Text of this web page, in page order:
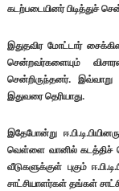
கடற்படையினர் பிடித்துச்
இதுதவிர மோட்டார்
சென்றவர்களையும்
சென்றிருந்தனர்.
இதுவரை தெரியாது.
இதேபோன்று
வெள்ளை வானில் கடத்திச்
வீடுகளுக்குள் புகும்
சாட்சியாளர்கள் தங்கள்